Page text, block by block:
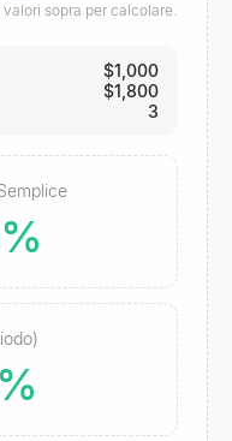
sopra per calcolare.
$1,000
$1,800
3